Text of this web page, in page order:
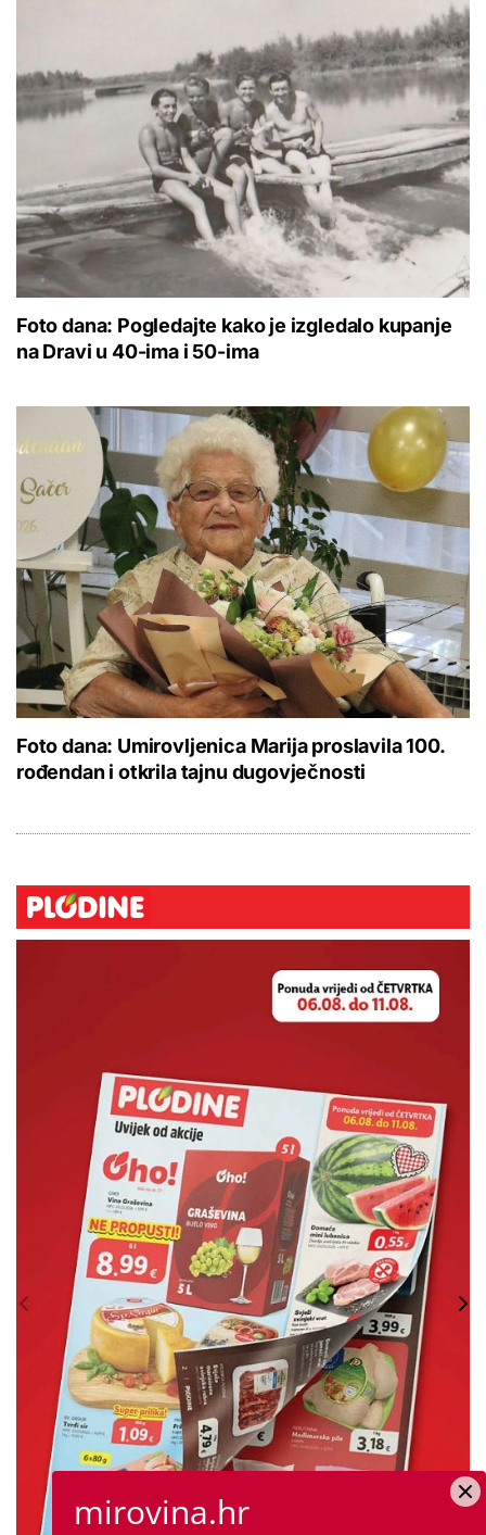
Foto dana: Pogledajte kako je izgledalo kupanje
na Dravi u 40-ima i 50-ima
Foto dana: Umirovljenica Marija proslavila 100.
rođendan i otkrila tajnu dugovječnosti
mirovina.hr